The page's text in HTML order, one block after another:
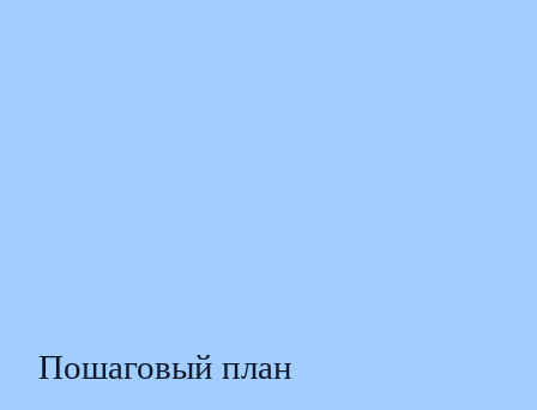
Пошаговый план